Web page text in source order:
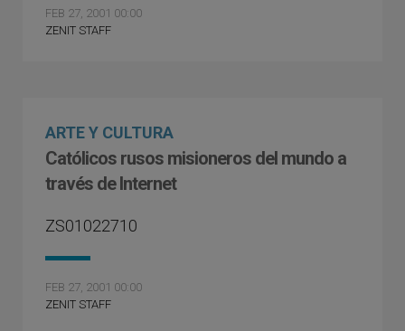
FEB 27, 2001 00:00
ZENIT STAFF
ARTE Y CULTURA
Católicos rusos misioneros del mundo a
través de Internet
ZS01022710
FEB 27, 2001 00:00
ZENIT STAFF